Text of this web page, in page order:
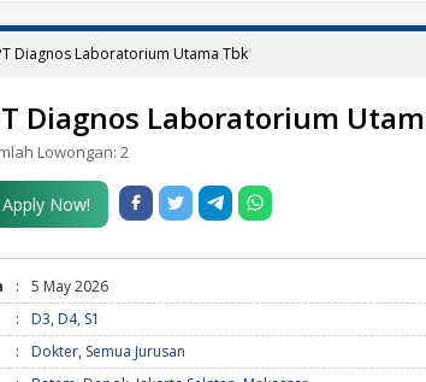
Diagnos Laboratorium Utama Tbk
Diagnos Laboratorium
Lowongan: 2
Apply Now!
:
5 May 2026
: D3, D4, S1
: Dokter, Semua Jurusan